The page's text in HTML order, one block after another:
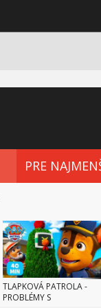
PRE
TLAPKOVÁ PATROLA -
PROBLÉMY S